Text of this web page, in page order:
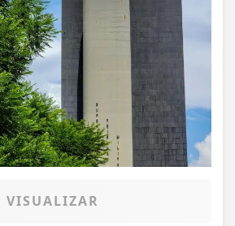
VISUALIZAR